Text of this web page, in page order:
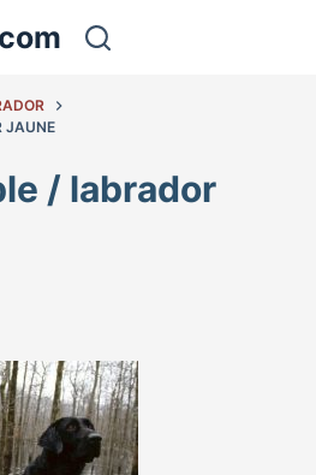
JAUNE
/ labrador